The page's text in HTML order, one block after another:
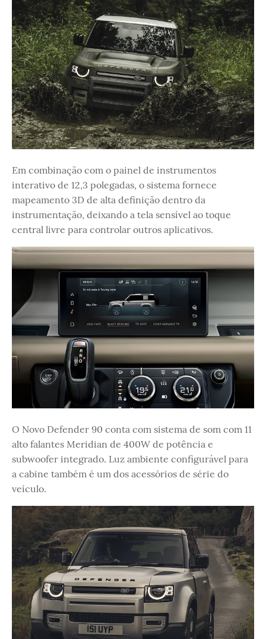
Em combinação com o painel de instrumentos
interativo de 12,3 polegadas, o sistema fornece
mapeamento 3D de alta definição dentro da
instrumentação, deixando a tela sensível ao toque
central livre para controlar outros aplicativos.
O Novo Defender 90 conta com sistema de som com 11
alto falantes Meridian de 400W de potência e
subwoofer integrado. Luz ambiente configurável para
a cabine também é um dos acessórios de série do
veículo.